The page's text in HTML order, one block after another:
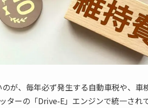
が、毎年必ず発生する自動車税や、車
ターの「Drive-E」エンジンで統一さ